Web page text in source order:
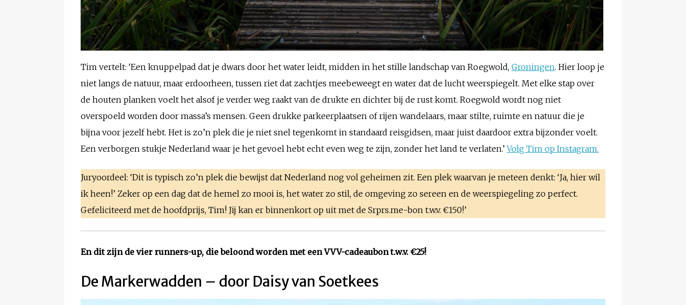
Tim vertelt: ‘Een knuppelpad dat je dwars door het water leidt, midden in het stille landschap van Roegwold, Groningen. Hier loop je
niet langs de natuur, maar erdoorheen, tussen riet dat zachtjes meebeweegt en water dat de lucht weerspiegelt. Met elke stap over
de houten planken voelt het alsof je verder weg raakt van de drukte en dichter bij de rust komt. Roegwold wordt nog niet
overspoeld worden door massa’s mensen. Geen drukke parkeerplaatsen of rijen wandelaars, maar stilte, ruimte en natuur die je
bijna voor jezelf hebt. Het is zo’n plek die je niet snel tegenkomt in standaard reisgidsen, maar juist daardoor extra bijzonder voelt.
Een verborgen stukje Nederland waar je het gevoel hebt echt even weg te zijn, zonder het land te verlaten.’Volg Tim op Instagram.
Juryoordeel: ‘Dit is typisch zo’n plek die bewijst dat Nederland nog vol geheimen zit. Een plek waarvan je meteen denkt: ‘Ja, hier wil
ik heen!’ Zeker op een dag dat de hemel zo mooi is, het water zo stil, de omgeving zo sereen en de weerspiegeling zo perfect.
Gefeliciteerd met de hoofdprijs, Tim! Jij kan er binnenkort op uit met de Srprs.me-bon t.w.v. €150!’
En dit zijn de vier runners-up, die beloond worden met een VVV-cadeaubon t.w.v. €25!
De Markerwadden – door Daisy van Soetkees